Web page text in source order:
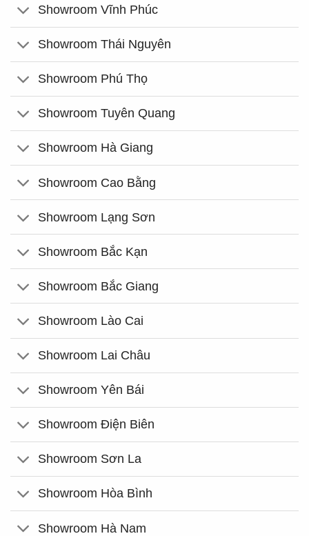
Showroom Vĩnh Phúc
Showroom Thái Nguyên
Showroom Phú Thọ
Showroom Tuyên Quang
Showroom Hà Giang
Showroom Cao Bằng
Showroom Lạng Sơn
Showroom Bắc Kạn
Showroom Bắc Giang
Showroom Lào Cai
Showroom Lai Châu
Showroom Yên Bái
Showroom Điện Biên
Showroom Sơn La
Showroom Hòa Bình
Showroom Hà Nam